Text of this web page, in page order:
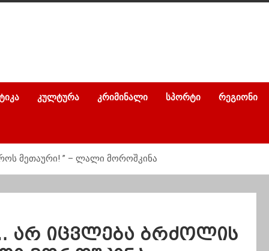
ᲙᲣᲚᲢᲣᲠᲐ ᲙᲠᲘᲛᲘᲜᲐᲚᲘ ᲡᲞᲝᲠᲢᲘ ᲠᲔᲒᲘᲝᲜᲘ
მეთაური! ” – ლალი მოროშკინა
არ იცვლება ბრძოლის